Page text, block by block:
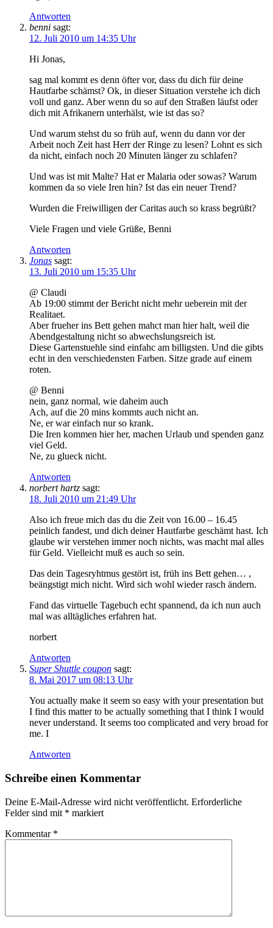
Antworten
benni sagt:
12. Juli 2010 um 14:35 Uhr
Hi Jonas,
sag mal kommt es denn öfter vor, dass du dich für deine
Hautfarbe schämst? Ok, in dieser Situation verstehe ich dich
voll und ganz. Aber wenn du so auf den Straßen läufst oder
dich mit Afrikanern unterhälst, wie ist das so?
Und warum stehst du so früh auf, wenn du dann vor der
Arbeit noch Zeit hast Herr der Ringe zu lesen? Lohnt es sich
da nicht, einfach noch 20 Minuten länger zu schlafen?
Und was ist mit Malte? Hat er Malaria oder sowas? Warum
kommen da so viele Iren hin? Ist das ein neuer Trend?
Wurden die Freiwilligen der Caritas auch so krass begrüßt?
Viele Fragen und viele Grüße, Benni
Antworten
Jonas sagt:
13. Juli 2010 um 15:35 Uhr
@ Claudi
Ab 19:00 stimmt der Bericht nicht mehr ueberein mit der
Realitaet.
Aber frueher ins Bett gehen mahct man hier halt, weil die
Abendgestaltung nicht so abwechslungsreich ist.
Diese Gartenstuehle sind einfahc am billigsten. Und die gibts
echt in den verschiedensten Farben. Sitze grade auf einem
roten.
@ Benni
nein, ganz normal, wie daheim auch
Ach, auf die 20 mins kommts auch nicht an.
Ne, er war einfach nur so krank.
Die Iren kommen hier her, machen Urlaub und spenden ganz
viel Geld.
Ne, zu glueck nicht.
Antworten
norbert hartz sagt:
18. Juli 2010 um 21:49 Uhr
Also ich freue mich das du die Zeit von 16.00 – 16.45
peinlich fandest, und dich deiner Hautfarbe geschämt hast. Ich
glaube wir verstehen immer noch nichts, was macht mal alles
für Geld. Vielleicht muß es auch so sein.
Das dein Tagesryhtmus gestört ist, früh ins Bett gehen… ,
beängstigt mich nicht. Wird sich wohl wieder rasch ändern.
Fand das virtuelle Tagebuch echt spannend, da ich nun auch
mal was alltägliches erfahren hat.
norbert
Antworten
Super Shuttle coupon sagt:
8. Mai 2017 um 08:13 Uhr
You actually make it seem so easy with your presentation but
I find this matter to be actually something that I think I would
never understand. It seems too complicated and very broad for
me. I
Antworten
Schreibe einen Kommentar
Deine E-Mail-Adresse wird nicht veröffentlicht. Erforderliche
Felder sind mit * markiert
Kommentar *